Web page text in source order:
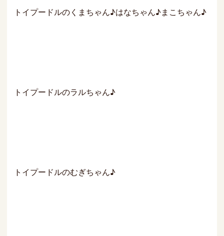
トイプードルのくまちゃん♪はなちゃん♪まこちゃん♪
トイプードルのラルちゃん♪
トイプードルのむぎちゃん♪